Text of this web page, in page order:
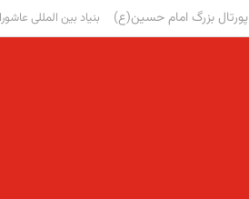
پورتال بزرگ امام حسین(ع) بنیاد بین المللی